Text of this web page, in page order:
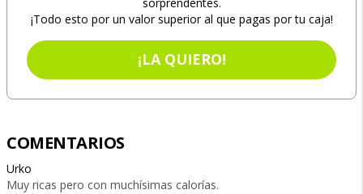
¡Todo esto por un valor superior al que pagas por tu caja!
¡LA QUIERO!
COMENTARIOS
Urko
Muy ricas pero con muchísimas calorías.